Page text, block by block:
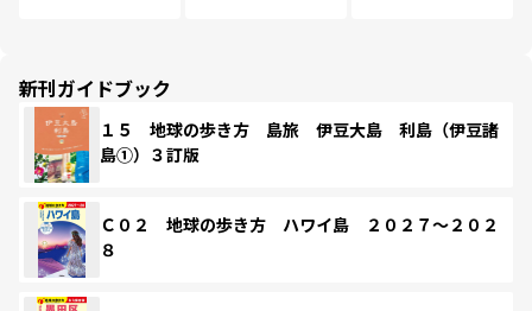
新刊ガイドブック
１５ 地球の歩き方 島旅 伊豆大島 利島（伊豆諸
島①）３訂版
Ｃ０２ 地球の歩き方 ハワイ島 ２０２７～２０２
８